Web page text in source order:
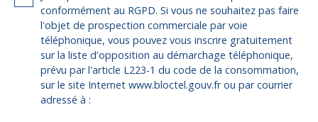
conformément au RGPD. Si vous ne souhaitez pas faire
l'objet de prospection commerciale par voie
téléphonique, vous pouvez vous inscrire gratuitement
sur la liste d'opposition au démarchage téléphonique,
prévu par l'article L223-1 du code de la consommation,
sur le site Internet www.bloctel.gouv.fr ou par courrier
adressé à :